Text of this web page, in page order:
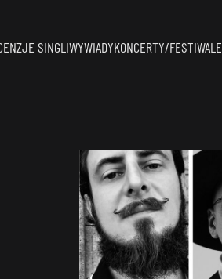
SINGLIWYWIADYKONCERTY/FESTIWALE